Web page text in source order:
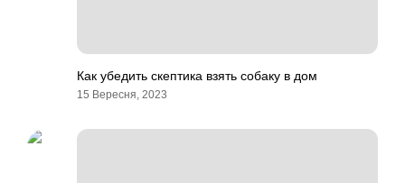
Как убедить скептика взять собаку в дом
15 Вересня, 2023